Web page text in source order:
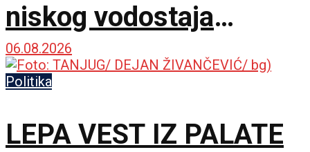
niskog vodostaja
Dunava
06.08.2026
Politika
LEPA VEST IZ PALATE